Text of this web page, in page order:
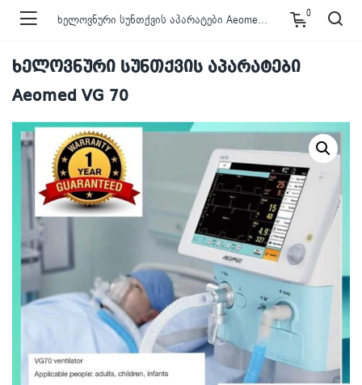
ხელოვნური სუნთქვის აპარატები Aeomed VG 70 0
ხელოვნური სუნთქვის აპარატები
Aeomed VG 70